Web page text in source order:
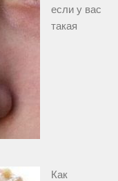
если у вас
такая
Как